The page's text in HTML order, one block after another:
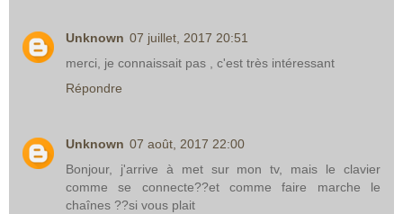
Unknown 07 juillet, 2017 20:51
merci, je connaissait pas , c'est très intéressant
Répondre
Unknown 07 août, 2017 22:00
Bonjour, j'arrive à met sur mon tv, mais le clavier
comme se connecte??et comme faire marche le
chaînes ??si vous plait